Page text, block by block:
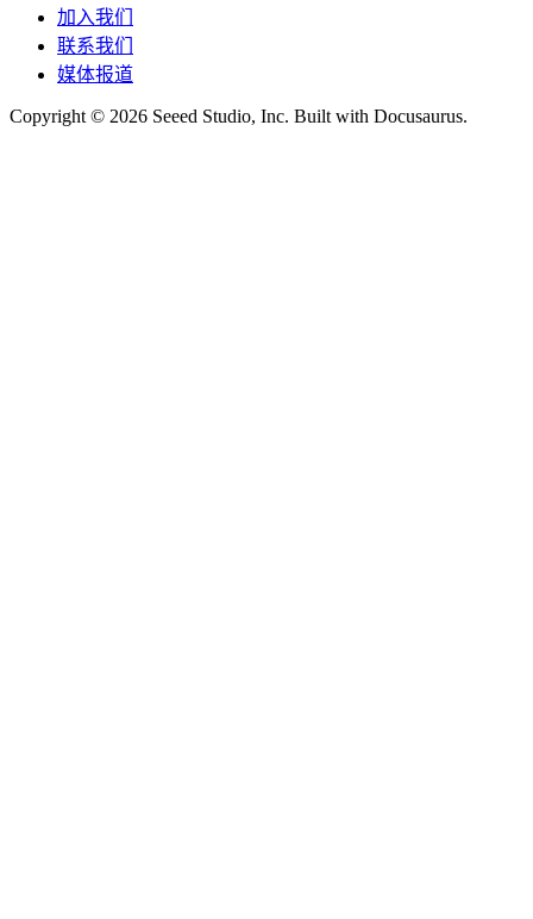
加入我们
联系我们
媒体报道
Copyright © 2026 Seeed Studio, Inc. Built with Docusaurus.